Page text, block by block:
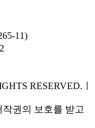
11)
RESERVED.
권의 보호를 받고